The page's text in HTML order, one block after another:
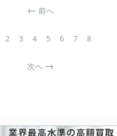
前へ
2 3 4 5 6 7 8
次へ